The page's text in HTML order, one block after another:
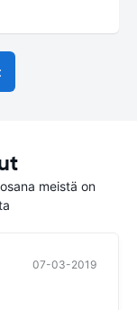
meistä on
07-03-2019